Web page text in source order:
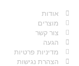
אודות
מוצרים
צור קשר
הגעה
מדיניות פרטיות
הצהרת נגישות